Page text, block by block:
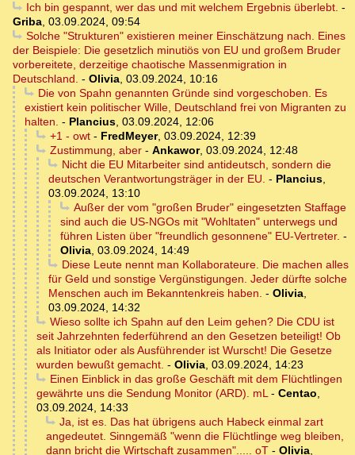
Ich bin gespannt, wer das und mit welchem Ergebnis überlebt. -
Griba, 03.09.2024, 09:54
Solche "Strukturen" existieren meiner Einschätzung nach. Eines
der Beispiele: Die gesetzlich minutiös von EU und großem Bruder
vorbereitete, derzeitige chaotische Massenmigration in
Deutschland. - Olivia, 03.09.2024, 10:16
Die von Spahn genannten Gründe sind vorgeschoben. Es
existiert kein politischer Wille, Deutschland frei von Migranten zu
halten. - Plancius, 03.09.2024, 12:06
+1 - owt- FredMeyer, 03.09.2024, 12:39
Zustimmung, aber- Ankawor, 03.09.2024, 12:48
Nicht die EU Mitarbeiter sind antideutsch, sondern die
deutschen Verantwortungsträger in der EU. - Plancius,
03.09.2024, 13:10
Außer der vom "großen Bruder" eingesetzten Staffage
sind auch die US-NGOs mit "Wohltaten" unterwegs und
führen Listen über "freundlich gesonnene" EU-Vertreter. -
Olivia, 03.09.2024, 14:49
Diese Leute nennt man Kollaborateure. Die machen alles
für Geld und sonstige Vergünstigungen. Jeder dürfte solche
Menschen auch im Bekanntenkreis haben. - Olivia,
03.09.2024, 14:32
Wieso sollte ich Spahn auf den Leim gehen? Die CDU ist
seit Jahrzehnten federführend an den Gesetzen beteiligt! Ob
als Initiator oder als Ausführender ist Wurscht! Die Gesetze
wurden bewußt gemacht. - Olivia, 03.09.2024, 14:23
Einen Einblick in das große Geschäft mit dem Flüchtlingen
gewährte uns die Sendung Monitor (ARD). mL- Centao,
03.09.2024, 14:33
Ja, ist es. Das hat übrigens auch Habeck einmal zart
angedeutet. Sinngemäß "wenn die Flüchtlinge weg bleiben,
dann bricht die Wirtschaft zusammen"..... oT - Olivia,